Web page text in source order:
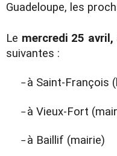
Guadeloupe, les
Le mercredi 25 avril,
suivantes :
–à Saint-François
–à Vieux-Fort
–à Baillif (mairie)